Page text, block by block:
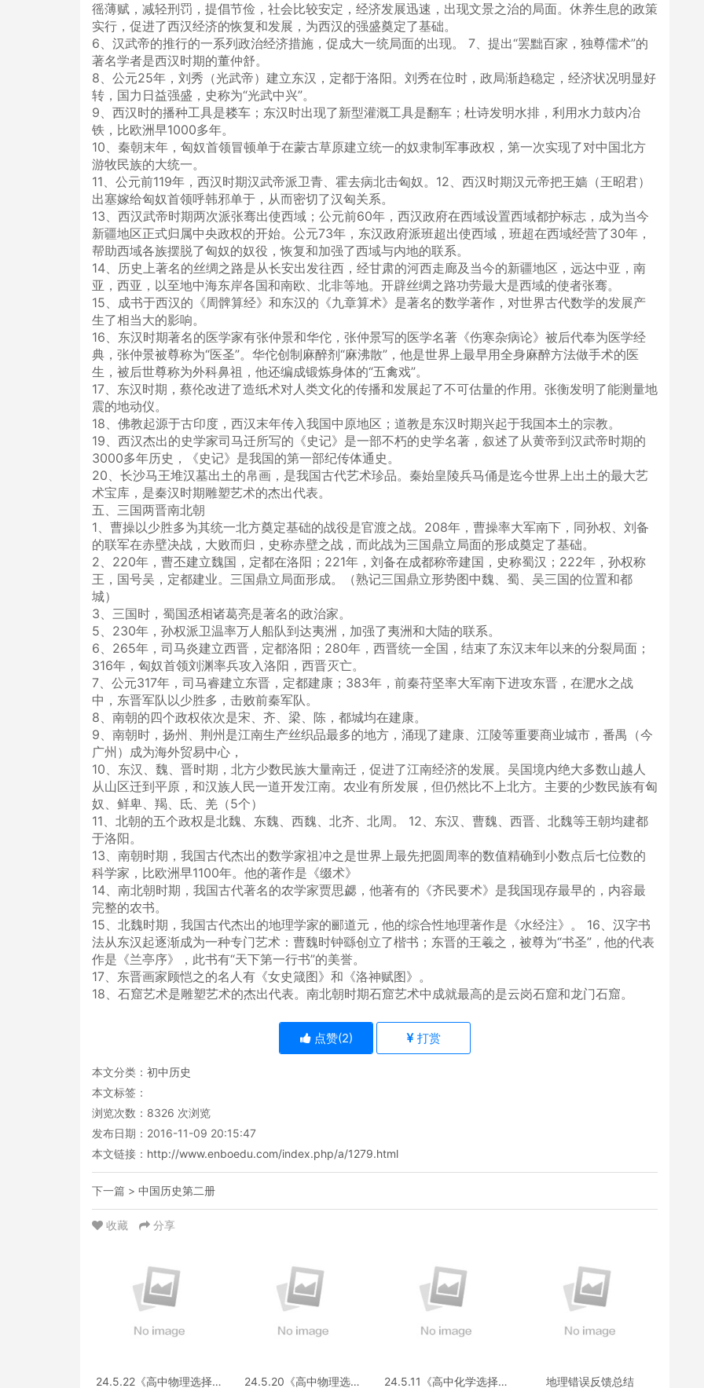
徭薄赋，减轻刑罚，提倡节俭，社会比较安定，经济发展迅速，出现文景之治的局面。休养生息的政策
实行，促进了西汉经济的恢复和发展，为西汉的强盛奠定了基础。
6、汉武帝的推行的一系列政治经济措施，促成大一统局面的出现。 7、提出“罢黜百家，独尊儒术”的
著名学者是西汉时期的董仲舒。
8、公元25年，刘秀（光武帝）建立东汉，定都于洛阳。刘秀在位时，政局渐趋稳定，经济状况明显好
转，国力日益强盛，史称为“光武中兴”。
9、西汉时的播种工具是耧车；东汉时出现了新型灌溉工具是翻车；杜诗发明水排，利用水力鼓内冶
铁，比欧洲早1000多年。
10、秦朝末年，匈奴首领冒顿单于在蒙古草原建立统一的奴隶制军事政权，第一次实现了对中国北方
游牧民族的大统一。
11、公元前119年，西汉时期汉武帝派卫青、霍去病北击匈奴。12、西汉时期汉元帝把王嫱（王昭君）
出塞嫁给匈奴首领呼韩邪单于，从而密切了汉匈关系。
13、西汉武帝时期两次派张骞出使西域；公元前60年，西汉政府在西域设置西域都护标志，成为当今
新疆地区正式归属中央政权的开始。公元73年，东汉政府派班超出使西域，班超在西域经营了30年，
帮助西域各族摆脱了匈奴的奴役，恢复和加强了西域与内地的联系。
14、历史上著名的丝绸之路是从长安出发往西，经甘肃的河西走廊及当今的新疆地区，远达中亚，南
亚，西亚，以至地中海东岸各国和南欧、北非等地。开辟丝绸之路功劳最大是西域的使者张骞。
15、成书于西汉的《周髀算经》和东汉的《九章算术》是著名的数学著作，对世界古代数学的发展产
生了相当大的影响。
16、东汉时期著名的医学家有张仲景和华佗，张仲景写的医学名著《伤寒杂病论》被后代奉为医学经
典，张仲景被尊称为“医圣”。华佗创制麻醉剂“麻沸散”，他是世界上最早用全身麻醉方法做手术的医
生，被后世尊称为外科鼻祖，他还编成锻炼身体的“五禽戏”。
17、东汉时期，蔡伦改进了造纸术对人类文化的传播和发展起了不可估量的作用。张衡发明了能测量地
震的地动仪。
18、佛教起源于古印度，西汉末年传入我国中原地区；道教是东汉时期兴起于我国本土的宗教。
19、西汉杰出的史学家司马迁所写的《史记》是一部不朽的史学名著，叙述了从黄帝到汉武帝时期的
3000多年历史，《史记》是我国的第一部纪传体通史。
20、长沙马王堆汉墓出土的帛画，是我国古代艺术珍品。秦始皇陵兵马俑是迄今世界上出土的最大艺
术宝库，是秦汉时期雕塑艺术的杰出代表。
五、三国两晋南北朝
1、曹操以少胜多为其统一北方奠定基础的战役是官渡之战。208年，曹操率大军南下，同孙权、刘备
的联军在赤壁决战，大败而归，史称赤壁之战，而此战为三国鼎立局面的形成奠定了基础。
2、220年，曹丕建立魏国，定都在洛阳；221年，刘备在成都称帝建国，史称蜀汉；222年，孙权称
王，国号吴，定都建业。三国鼎立局面形成。（熟记三国鼎立形势图中魏、蜀、吴三国的位置和都
城）
3、三国时，蜀国丞相诸葛亮是著名的政治家。
5、230年，孙权派卫温率万人船队到达夷洲，加强了夷洲和大陆的联系。
6、265年，司马炎建立西晋，定都洛阳；280年，西晋统一全国，结束了东汉末年以来的分裂局面；
316年，匈奴首领刘渊率兵攻入洛阳，西晋灭亡。
7、公元317年，司马睿建立东晋，定都建康；383年，前秦苻坚率大军南下进攻东晋，在淝水之战
中，东晋军队以少胜多，击败前秦军队。
8、南朝的四个政权依次是宋、齐、梁、陈，都城均在建康。
9、南朝时，扬州、荆州是江南生产丝织品最多的地方，涌现了建康、江陵等重要商业城市，番禺（今
广州）成为海外贸易中心，
10、东汉、魏、晋时期，北方少数民族大量南迁，促进了江南经济的发展。吴国境内绝大多数山越人
从山区迁到平原，和汉族人民一道开发江南。农业有所发展，但仍然比不上北方。主要的少数民族有匈
奴、鲜卑、羯、氐、羌（5个）
11、北朝的五个政权是北魏、东魏、西魏、北齐、北周。 12、东汉、曹魏、西晋、北魏等王朝均建都
于洛阳。
13、南朝时期，我国古代杰出的数学家祖冲之是世界上最先把圆周率的数值精确到小数点后七位数的
科学家，比欧洲早1100年。他的著作是《缀术》
14、南北朝时期，我国古代著名的农学家贾思勰，他著有的《齐民要术》是我国现存最早的，内容最
完整的农书。
15、北魏时期，我国古代杰出的地理学家的郦道元，他的综合性地理著作是《水经注》。 16、汉字书
法从东汉起逐渐成为一种专门艺术：曹魏时钟繇创立了楷书；东晋的王羲之，被尊为“书圣”，他的代表
作是《兰亭序》，此书有“天下第一行书”的美誉。
17、东晋画家顾恺之的名人有《女史箴图》和《洛神赋图》。
18、石窟艺术是雕塑艺术的杰出代表。南北朝时期石窟艺术中成就最高的是云岗石窟和龙门石窟。
点赞(2) 打赏
本文分类： 初中历史
本文标签：
浏览次数： 8326 次浏览
发布日期：2016-11-09 20:15:47
本文链接： http://www.enboedu.com/index.php/a/1279.html
下一篇 > 中国历史第二册
收藏 分享
24.5.22《高中物理选择性
24.5.20《高中物理选择
24.5.11《高中化学选择性
地理错误反馈总结